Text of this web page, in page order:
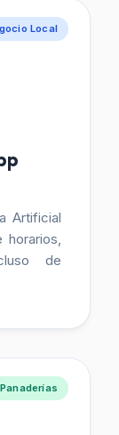
Local
Artificial
horarios,
de